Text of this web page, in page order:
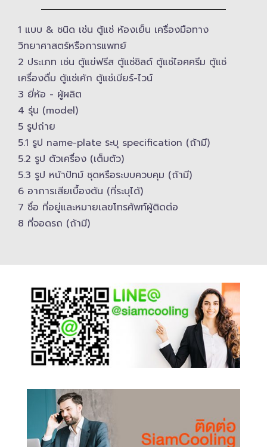
1 แบบ & ​ชนิด เช่น ตู้แช่ ห้องเย็น เครื่องมือทาง
วิทยาศาสตร์​หรือการแพทย์
2 ประเภท เช่น ตู้แข่ฟรีส ตู้แช่ชิลด์ ตู้แช่ไอศครีม ตู้แช่
เครื่องดื่ม ตู้แช่เค้ก ตู้แช่เบียร์-ไวน์
3 ยี่ห้อ -​ ผู้ผลิต
4 รุ่น (model)
5 รูปถ่าย
5.1 รูป name-plate ระบุ specification (ถ้ามี)
5.2 รูป ตัวเครื่อง (เต็มตัว)
5.3 รูป หน้าปัทม์ ชุดหรือระบบควบคุม (ถ้ามี)​
6 อาการเสียเบื้องต้น (ที่ระบุได้)
7 ชื่อ ที่อยู่และ​หมายเลขโทรศัพท์​ผู้ติดต่อ
8 ที่จอดรถ (ถ้ามี)​